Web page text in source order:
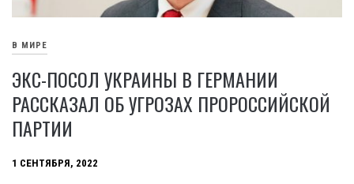
В МИРЕ
ЭКС-ПОСОЛ УКРАИНЫ В ГЕРМАНИИ
РАССКАЗАЛ ОБ УГРОЗАХ ПРОРОССИЙСКОЙ
ПАРТИИ
1 СЕНТЯБРЯ, 2022